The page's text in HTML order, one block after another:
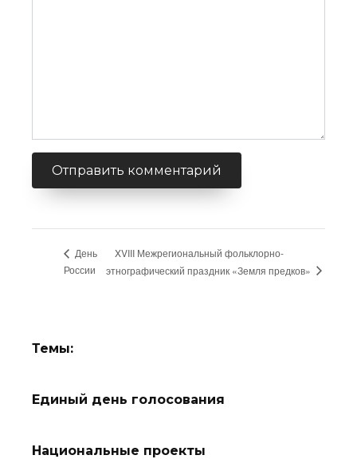
День
России
XVIII Межрегиональный фольклорно-
этнографический праздник «Земля предков»
Темы:
Единый день голосования
Национальные проекты